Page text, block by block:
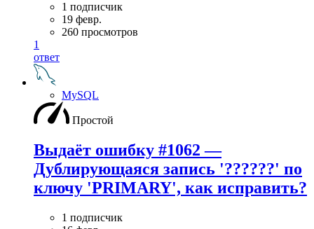
1 подписчик
19 февр.
260 просмотров
1
ответ
MySQL
Простой
Выдаёт ошибку #1062 —
Дублирующаяся запись '??????' по
ключу 'PRIMARY', как исправить?
1 подписчик